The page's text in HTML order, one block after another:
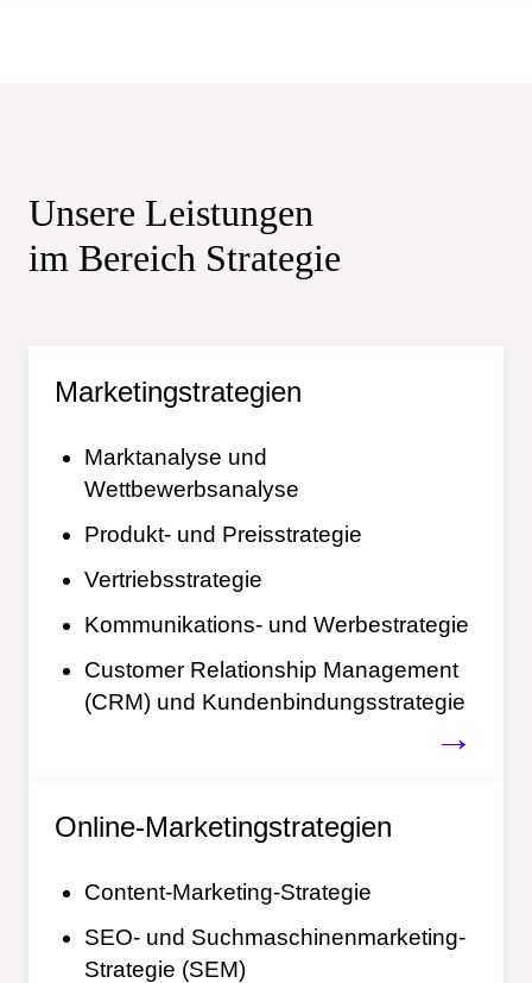
Unsere Leistungen
im Bereich Strategie
Marketingstrategien
→
Marktanalyse und
Wettbewerbsanalyse
Produkt- und Preisstrategie
Vertriebsstrategie
Kommunikations- und Werbestrategie
Customer Relationship Management
(CRM) und Kundenbindungsstrategie
Online-Marketingstrategien
Content-Marketing-Strategie
SEO- und Suchmaschinenmarketing-
Strategie (SEM)